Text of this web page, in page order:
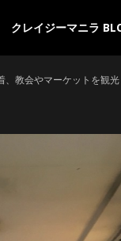
クレイジーマニラ
、教会やマーケットを観光